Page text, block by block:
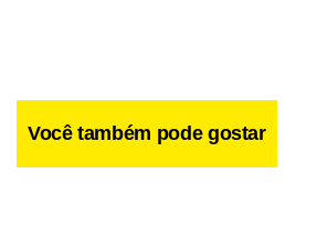
Você também pode gostar